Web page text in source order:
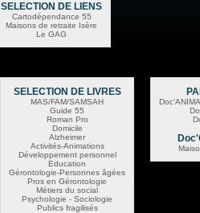
SELECTION DE LIENS
Cartodépendance 55
Maisons de retraite Isère
Le GAG
SELECTION DE LIVRES
MAS/FAM/SAMSAH
Guide 55
Roman Pro
Domicile
Alzheimer
Activités-Animations
Développement personnel
Education
Gérontologie-Personnes âgées
Pros en Gérontologie
Métiers du social
Psychologie - Sociologie
Publics fragilisés